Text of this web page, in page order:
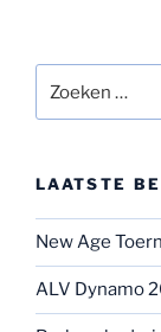
naar:
LAATSTE
New Age
ALV Dynamo